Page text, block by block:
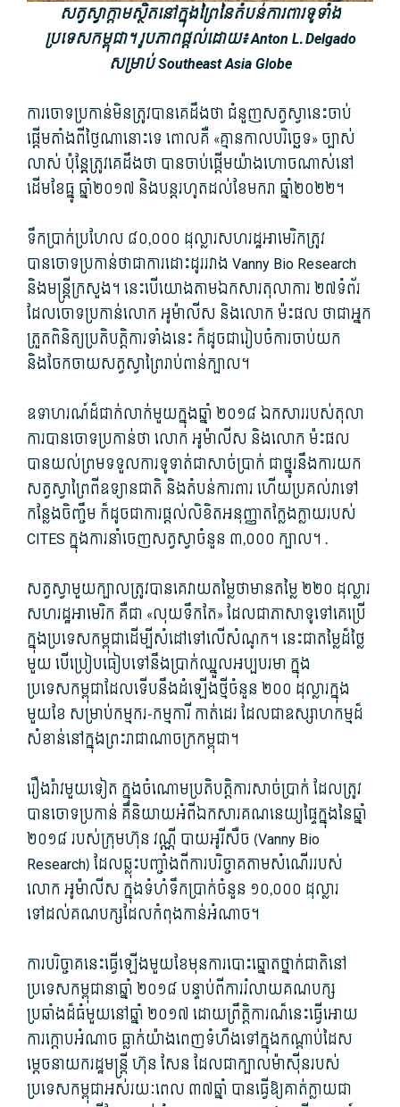
សត្វស្វាក្តាមស្ថិតនៅក្នុងព្រៃនៃតំបន់ការពារទូទាំង
ប្រទេសកម្ពុជា។ រូបភាពផ្តល់ដោយ៖ Anton L. Delgado
សម្រាប់ Southeast Asia Globe
ការចោទប្រកាន់មិនត្រូវបានគេដឹងថា ជំនួញសត្វស្វានេះចាប់
ផ្តើមតាំងពីថ្ងៃណានោះទេ ពោលគឺ «គ្មានកាលបរិច្ឆេទ» ច្បាស់
លាស់ ប៉ុន្ត្តែត្រូវគេដឹងថា បានចាប់ផ្តើមយ៉ាងហោចណាស់នៅ
ដើមខែធ្នូ ឆ្នាំ២០១៧ និងបន្តរហូតដល់ខែមករា ឆ្នាំ២០២២។
ទឹកប្រាក់ប្រហែល ៨០,០០០ ដុល្លារសហរដ្ឋអាមេរិកត្រូវ
បានចោទប្រកាន់ថាជាការដោះដូររវាង Vanny Bio Research
និងមន្ត្រីក្រសួង។ នេះបើយោងតាមឯកសារតុលាការ ២៧ទំព័រ
ដែលចោទប្រកាន់លោក អូម៉ាលីស និងលោក ម៉ះផល ថាជាអ្នក
ត្រួតពិនិត្យប្រតិបត្តិការទាំងនេះ ក៏ដូចជារៀបចំការចាប់យក
និងចែកចាយសត្វស្វាព្រៃរាប់ពាន់ក្បាល។
ឧទាហរណ៍ដ៏ជាក់លាក់មួយក្នុងឆ្នាំ ២០១៨ ឯកសាររបស់តុលា
ការបានចោទប្រកាន់ថា លោក អូម៉ាលីស និងលោក ម៉ះផល
បានយល់ព្រមទទួលការទូទាត់ជាសាច់ប្រាក់ ជាថ្នូរនឹងការយក
សត្វស្វាព្រៃពីឧទ្យានជាតិ និងតំបន់ការពារ ហើយប្រគល់វាទៅ
កន្លែងចិញ្ចឹម ក៏ដូចជាការផ្តល់លិខិតអនុញ្ញាតក្លែងក្លាយរបស់
CITES ក្នុងការនាំចេញសត្វស្វាចំនួន ៣,០០០ ក្បាល។ .
សត្វ​ស្វា​មួយ​ក្បាល​ត្រូវ​បាន​គេវាយតម្លៃថា​មាន​តម្លៃ ២២០ ដុល្លារ
សហរដ្ឋអាមេរិក ​គឺជា «លុយទឹកតែ» ដែល​ជា​ភាសាទូទៅ​គេ​ប្រើ​
ក្នុងប្រទេសកម្ពុជា​ដើម្បី​សំដៅទៅ​លើ​សំណូក។ នេះជាតម្លៃដ៏ថ្លៃ
មួយ បើប្រៀបធៀបទៅនឹងប្រាក់ឈ្នួលអប្បបរមា ក្នុង
ប្រទេសកម្ពុជាដែលទើបនឹងដំឡើងថ្មីចំនួន ២០០ ដុល្លារក្នុង
មួយខែ សម្រាប់កម្មករ-កម្មការី កាត់ដេរ ដែលជាឧស្សាហកម្មដ៏
សំខាន់នៅក្នុងព្រះរាជាណាចក្រកម្ពុជា។
រឿងរ៉ាវមួយទៀត ក្នុងចំណោមប្រតិបត្តិការ​សាច់ប្រាក់ ដែលត្រូវ
បានចោទប្រកាន់ គឺនិយាយអំពីឯកសារគណនេយ្យផ្ទៃក្នុងនៃឆ្នាំ
២០១៨ របស់ក្រុមហ៊ុន វណ្ណី បាយអូរីសឺច (Vanny Bio
Research) ដែលឆ្លុះបញ្ចាំងពីការបរិច្ចាគតាមសំណើររបស់
លោក អូម៉ាលីស ក្នុងទំហំទឹកប្រាក់ចំនួន ១០,០០០ ដុល្លារ
ទៅដល់គណបក្សដែលកំពុងកាន់អំណាច។
ការបរិច្ចាគនេះធ្វើឡើងមួយខែមុនការបោះឆ្នោតថ្នាក់ជាតិនៅ
ប្រទេសកម្ពុជានាឆ្នាំ ២០១៨ បន្ទាប់ពីការរំលាយគណបក្ស
ប្រឆាំងដ៏ធំមួយនៅឆ្នាំ ២០១៧ ដោយព្រឹត្តិការណ៏នេះធ្វើអោយ
ការក្តោបអំណាច ធ្លាក់យ៉ាងពេញទំហឹងទៅក្នុងកណ្តាប់ដៃស
ម្តេចនាយករដ្ឋមន្ត្រី ហ៊ុន សែន ដែលជាក្បាលម៉ាស៊ីនរបស់
ប្រទេសកម្ពុជាអស់រយៈពេល ៣៧ឆ្នាំ បានធ្វើឱ្យគាត់ក្លាយជា